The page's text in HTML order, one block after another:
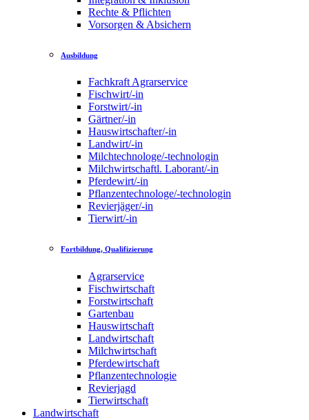
Rechte & Pflichten
Vorsorgen & Absichern
Ausbildung
Fachkraft Agrarservice
Fischwirt/-in
Forstwirt/-in
Gärtner/-in
Hauswirtschafter/-in
Landwirt/-in
Milchtechnologe/-technologin
Milchwirtschaftl. Laborant/-in
Pferdewirt/-in
Pflanzentechnologe/-technologin
Revierjäger/-in
Tierwirt/-in
Fortbildung, Qualifizierung
Agrarservice
Fischwirtschaft
Forstwirtschaft
Gartenbau
Hauswirtschaft
Landwirtschaft
Milchwirtschaft
Pferdewirtschaft
Pflanzentechnologie
Revierjagd
Tierwirtschaft
Landwirtschaft